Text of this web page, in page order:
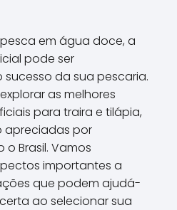
em água doce, a
pode ser
da sua pescaria.
as melhores
para traira e tilápia,
apreciadas por
Brasil. Vamos
importantes a
que podem ajudá-
ao selecionar sua